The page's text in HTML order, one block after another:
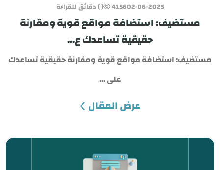
02-06-2025
4156 ( ) دقائق للقراءة
مستضيف: استضافة مواقع قوية ومقارنة
حقيقية تساعدك ع...
مستضيف: استضافة مواقع قوية ومقارنة حقيقية تساعدك
على ...
عرض المقال